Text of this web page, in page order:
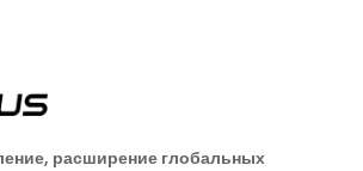
расширение глобальных